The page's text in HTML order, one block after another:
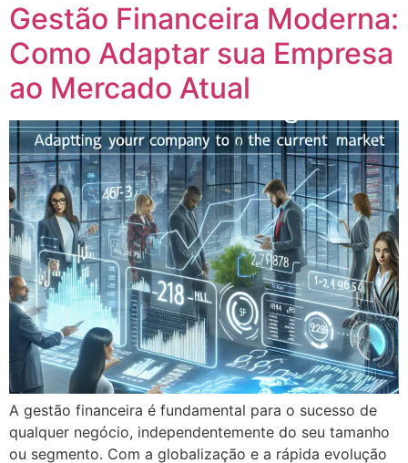
Gestão Financeira Moderna:
Como Adaptar sua Empresa
ao Mercado Atual
A gestão financeira é fundamental para o sucesso de
qualquer negócio, independentemente do seu tamanho
ou segmento. Com a globalização e a rápida evolução